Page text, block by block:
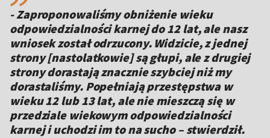
- Zaproponowaliśmy obniżenie wieku
odpowiedzialności karnej do 12 lat, ale nasz
wniosek został odrzucony. Widzicie, z jednej
strony [nastolatkowie] są głupi, ale z drugiej
strony dorastają znacznie szybciej niż my
dorastaliśmy. Popełniają przestępstwa w
wieku 12 lub 13 lat, ale nie mieszczą się w
przedziale wiekowym odpowiedzialności
karnej i uchodzi im to na sucho – stwierdził.